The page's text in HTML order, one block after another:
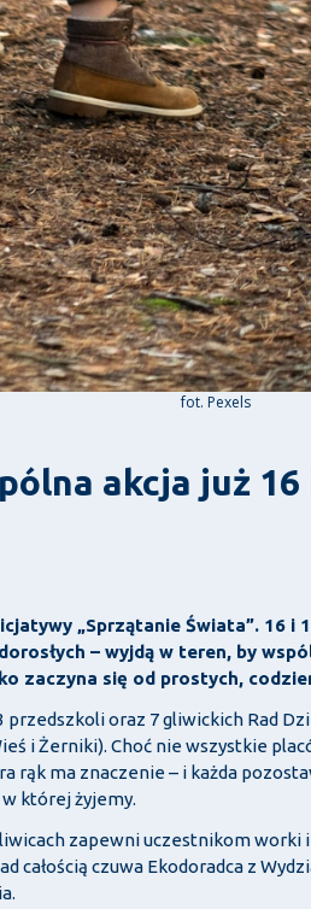
fot. Pexels
akcja już 16
„Sprzątanie Świata”. 16 i
– wyjdą w teren, by
zaczyna się od prostych,
przedszkoli oraz 7 gliwickich Rad
i Żerniki). Choć nie wszystkie
rąk ma znaczenie – i każda
której żyjemy.
zapewni uczestnikom worki
czuwa Ekodoradca z